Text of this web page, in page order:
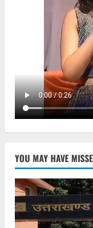
YOU MAY HAVE